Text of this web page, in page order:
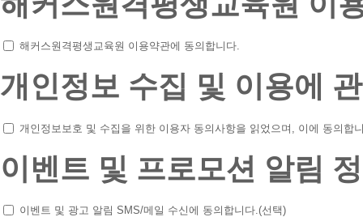
해커스원격평생교육원 이용약관에 동의합니다.
개인정보 수집 및 이용에
개인정보보호 및 수집을 위한 이용자 동의사항을 읽었으며, 이에 동의합
이벤트 및 프로모션 알림
이벤트 및 광고 알림 SMS/메일 수신에 동의합니다.(선택)